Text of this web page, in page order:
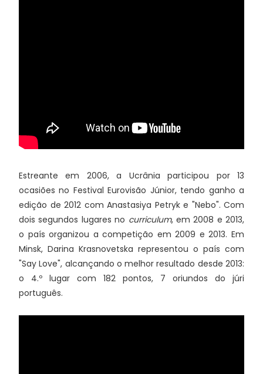
Estreante em 2006, a Ucrânia participou por 13
ocasiões no Festival Eurovisão Júnior, tendo ganho a
edição de 2012 com Anastasiya Petryk e "Nebo". Com
dois segundos lugares no curriculum, em 2008 e 2013,
o país organizou a competição em 2009 e 2013. Em
Minsk, Darina Krasnovetska representou o país com
"Say Love", alcançando o melhor resultado desde 2013:
o 4.º lugar com 182 pontos, 7 oriundos do júri
português.